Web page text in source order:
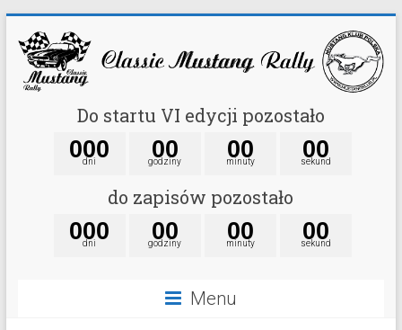
Do startu VI edycji pozostało
dni
000 godziny
00 minuty
00 sekund
00
do zapisów pozostało
dni
000 godziny
00 minuty
00 sekund
00
Menu